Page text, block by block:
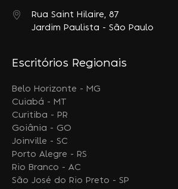
Rua Saint Hilaire, 87
Jardim Paulista - São Paulo
Escritórios Regionais
Belo Horizonte - MG
Cuiabá - MT
Curitiba - PR
Goiânia - GO
Joinville - SC
Porto Alegre - RS
Rio Branco - AC
São José do Rio Preto - SP